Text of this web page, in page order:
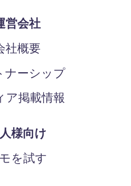
営会社
社概要
ナーシップ
ア掲載情報
様向け
を試す